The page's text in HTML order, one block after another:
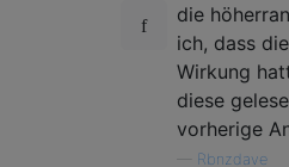
die
ich, dass
Wirkung
diese
vorherige
Rbnzdave